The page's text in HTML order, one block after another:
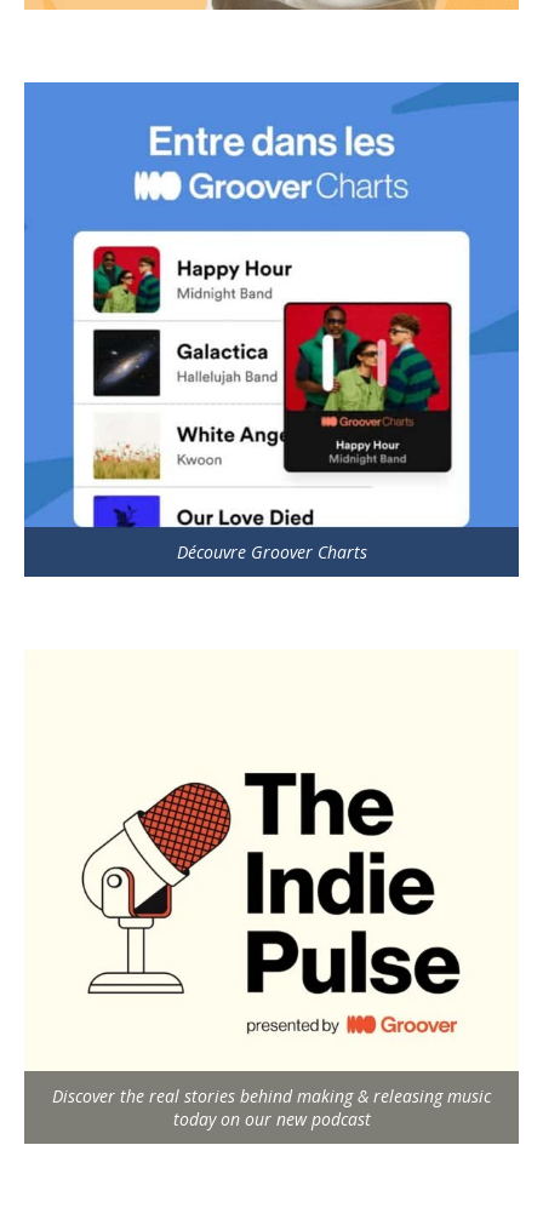
Découvre Groover Charts
Discover the real stories behind making & releasing music
today on our new podcast